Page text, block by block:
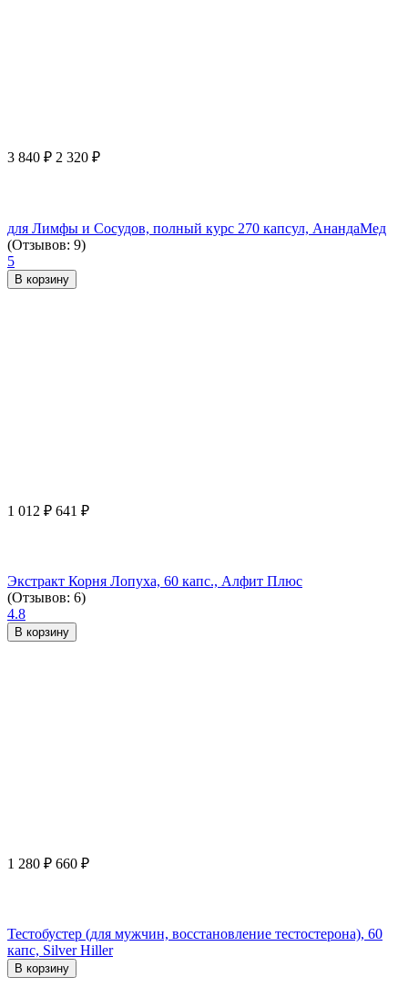
3 840 ₽ 2 320 ₽
для Лимфы и Сосудов, полный курс 270 капсул, АнандаМед
(Отзывов: 9)
5
В корзину
1 012 ₽ 641 ₽
Экстракт Корня Лопуха, 60 капс., Алфит Плюс
(Отзывов: 6)
4.8
В корзину
1 280 ₽ 660 ₽
Тестобустер (для мужчин, восстановление тестостерона), 60
капс, Silver Hiller
В корзину